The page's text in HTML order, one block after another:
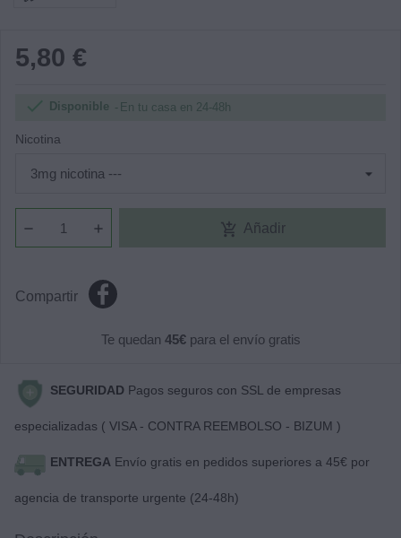
5,80 €
 Disponible En tu casa en 24-48h
Nicotina
add_shopping_cart Añadir
Compartir
Te quedan 45€para el envío gratis
SEGURIDAD Pagos seguros con SSL de empresas
especializadas ( VISA - CONTRA REEMBOLSO - BIZUM )
ENTREGA Envío gratis en pedidos superiores a 45€ por
agencia de transporte urgente (24-48h)